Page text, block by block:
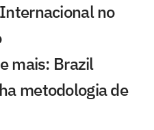
no
mais: Brazil
metodologia de